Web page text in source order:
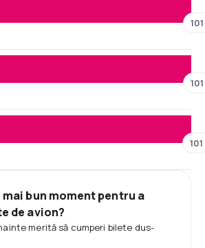
mai bun moment pentru a
de avion?
merită să cumperi bilete dus-